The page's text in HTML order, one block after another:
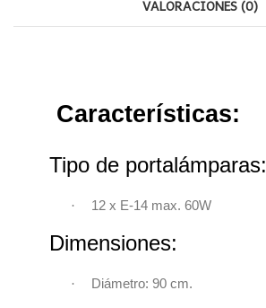
VALORACIONES (0)
Características:
Tipo de portalámparas:
· 12 x E-14 max. 60W
Dimensiones:
· Diámetro: 90 cm.